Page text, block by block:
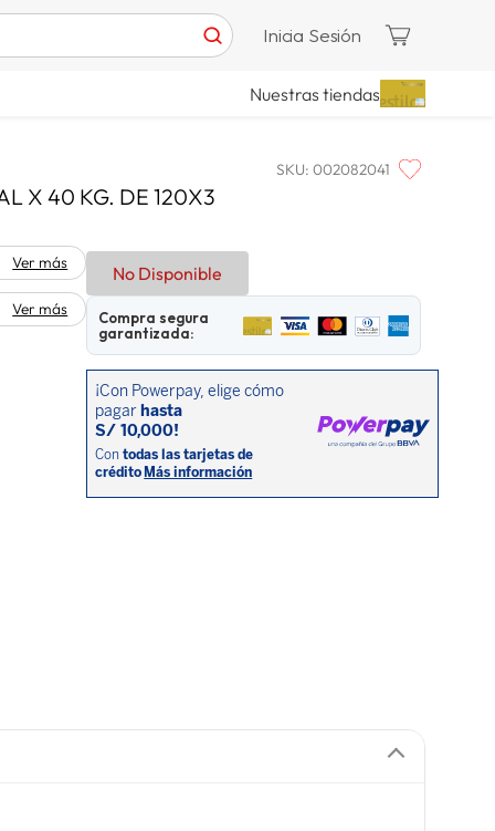
Inicia Sesión
Nuestras tiendas
SKU: 002082041
X 40 KG. DE 120X3
Ver más
Ver más
No Disponible
Compra segura
garantizada: